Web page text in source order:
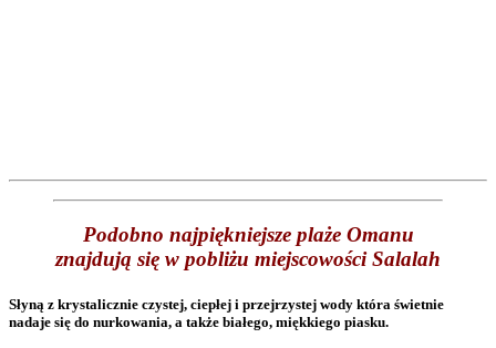
Podobno najpiękniejsze plaże Omanu
znajdują się w pobliżu miejscowości Salalah
Słyną z krystalicznie czystej, ciepłej i przejrzystej wody która świetnie
nadaje się do nurkowania, a także białego, miękkiego piasku.